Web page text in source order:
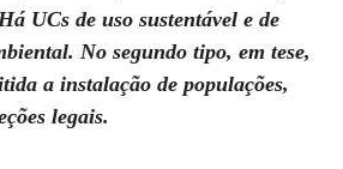
UCs de uso sustentável e de
No segundo tipo, em tese,
a instalação de populações,
legais.